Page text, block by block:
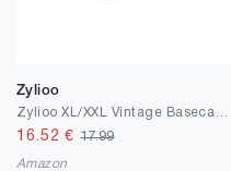
Zylioo
16.52 €17.99
Amazon